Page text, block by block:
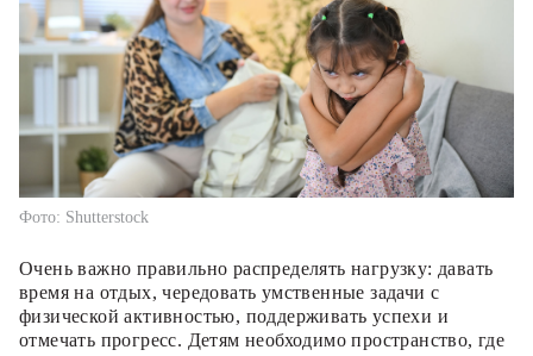
Фото: Shutterstock
Очень важно правильно распределять нагрузку: давать
время на отдых, чередовать умственные задачи с
физической активностью, поддерживать успехи и
отмечать прогресс. Детям необходимо пространство, где